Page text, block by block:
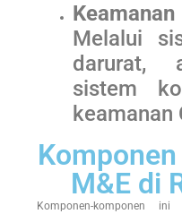
Melalui
darurat,
sistem
keamanan
M&E di
Komponen-komponen